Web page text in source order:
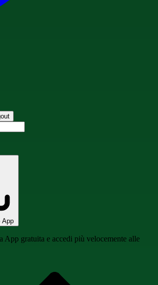
App
App gratuita e accedi più velocemente alle